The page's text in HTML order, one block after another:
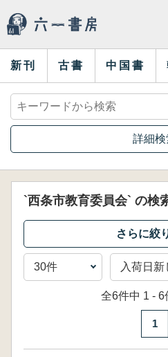
新刊 古書 中国書
詳細検
`西条市教育委員会` の検
全6件中 1 - 6
1